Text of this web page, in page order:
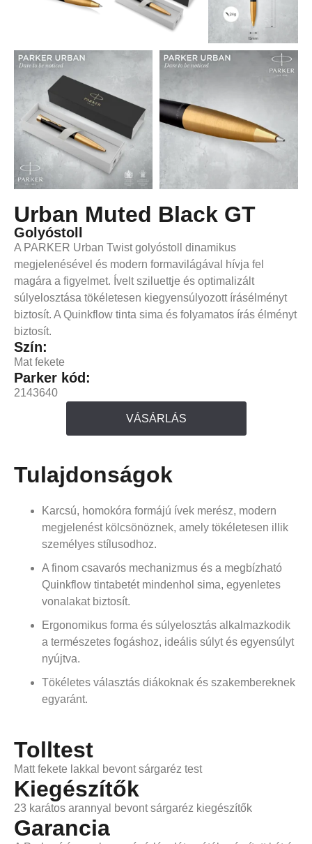
Urban Muted Black GT
Golyóstoll
A PARKER Urban Twist golyóstoll dinamikus
megjelenésével és modern formavilágával hívja fel
magára a figyelmet. Ívelt sziluettje és optimalizált
súlyelosztása tökéletesen kiegyensúlyozott írásélményt
biztosít. A Quinkflow tinta sima és folyamatos írás élményt
biztosít.
Szín:
Mat fekete
Parker kód:
2143640
VÁSÁRLÁS
Tulajdonságok
Karcsú, homokóra formájú ívek merész, modern
megjelenést kölcsönöznek, amely tökéletesen illik
személyes stílusodhoz.
A finom csavarós mechanizmus és a megbízható
Quinkflow tintabetét mindenhol sima, egyenletes
vonalakat biztosít.
Ergonomikus forma és súlyelosztás alkalmazkodik
a természetes fogáshoz, ideális súlyt és egyensúlyt
nyújtva.
Tökéletes választás diákoknak és szakembereknek
egyaránt.
Tolltest
Matt fekete lakkal bevont sárgaréz test
Kiegészítők
23 karátos arannyal bevont sárgaréz kiegészítők
Garancia